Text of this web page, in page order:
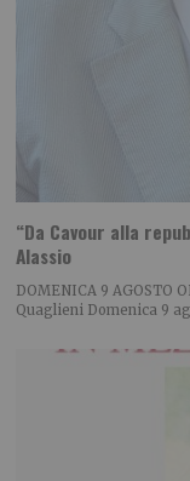
“Da Cavour alla
Alassio
DOMENICA 9 AGOSTO
Quaglieni Domenica 9